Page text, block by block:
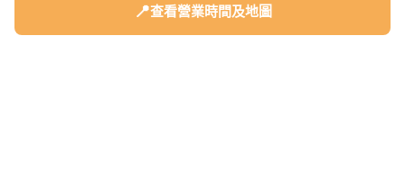
📍查看營業時間及地圖